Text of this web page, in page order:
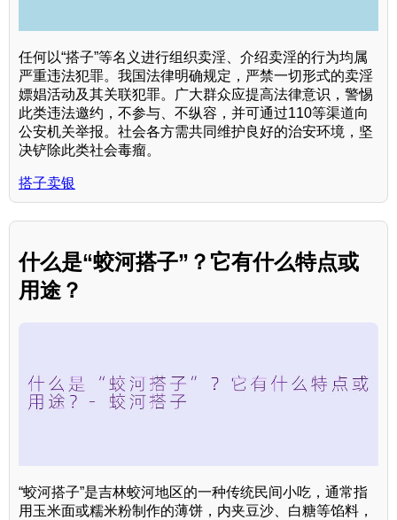
任何以“搭子”等名义进行组织卖淫、介绍卖淫的行为均属
严重违法犯罪。我国法律明确规定，严禁一切形式的卖淫
嫖娼活动及其关联犯罪。广大群众应提高法律意识，警惕
此类违法邀约，不参与、不纵容，并可通过110等渠道向
公安机关举报。社会各方需共同维护良好的治安环境，坚
决铲除此类社会毒瘤。
搭子卖银
什么是“蛟河搭子”？它有什么特点或
用途？
“蛟河搭子”是吉林蛟河地区的一种传统民间小吃，通常指
用玉米面或糯米粉制作的薄饼，内夹豆沙、白糖等馅料，